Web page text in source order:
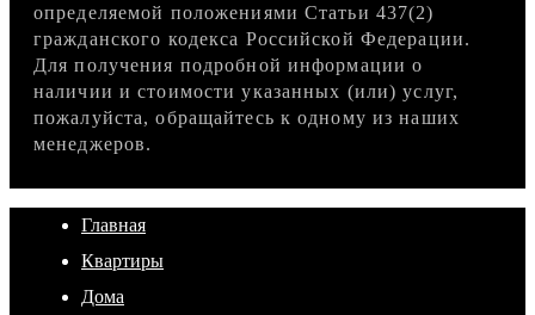
определяемой положениями Статьи 437(2)
гражданского кодекса Российской Федерации.
Для получения подробной информации о
наличии и стоимости указанных (или) услуг,
пожалуйста, обращайтесь к одному из наших
менеджеров.
Главная
Квартиры
Дома